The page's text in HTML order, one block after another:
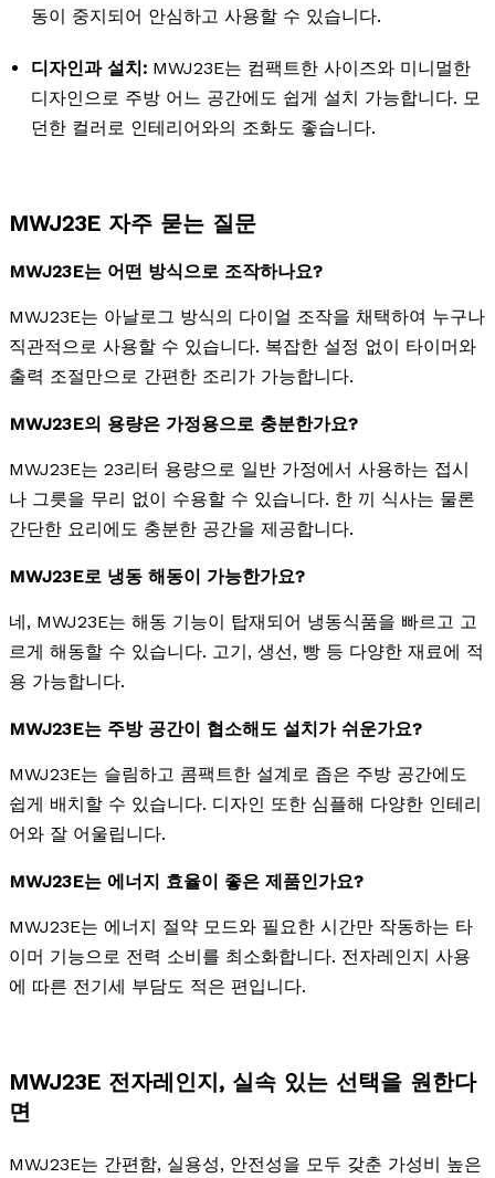
동이 중지되어 안심하고 사용할 수 있습니다.
디자인과 설치: MWJ23E는 컴팩트한 사이즈와 미니멀한
디자인으로 주방 어느 공간에도 쉽게 설치 가능합니다. 모
던한 컬러로 인테리어와의 조화도 좋습니다.
MWJ23E 자주 묻는 질문
MWJ23E는 어떤 방식으로 조작하나요?
MWJ23E는 아날로그 방식의 다이얼 조작을 채택하여 누구나
직관적으로 사용할 수 있습니다. 복잡한 설정 없이 타이머와
출력 조절만으로 간편한 조리가 가능합니다.
MWJ23E의 용량은 가정용으로 충분한가요?
MWJ23E는 23리터 용량으로 일반 가정에서 사용하는 접시
나 그릇을 무리 없이 수용할 수 있습니다. 한 끼 식사는 물론
간단한 요리에도 충분한 공간을 제공합니다.
MWJ23E로 냉동 해동이 가능한가요?
네, MWJ23E는 해동 기능이 탑재되어 냉동식품을 빠르고 고
르게 해동할 수 있습니다. 고기, 생선, 빵 등 다양한 재료에 적
용 가능합니다.
MWJ23E는 주방 공간이 협소해도 설치가 쉬운가요?
MWJ23E는 슬림하고 콤팩트한 설계로 좁은 주방 공간에도
쉽게 배치할 수 있습니다. 디자인 또한 심플해 다양한 인테리
어와 잘 어울립니다.
MWJ23E는 에너지 효율이 좋은 제품인가요?
MWJ23E는 에너지 절약 모드와 필요한 시간만 작동하는 타
이머 기능으로 전력 소비를 최소화합니다. 전자레인지 사용
에 따른 전기세 부담도 적은 편입니다.
MWJ23E 전자레인지, 실속 있는 선택을 원한다
면
MWJ23E는 간편함, 실용성, 안전성을 모두 갖춘 가성비 높은